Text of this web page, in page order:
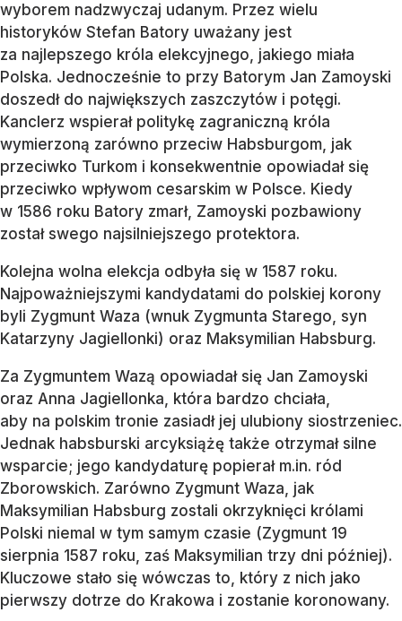
wyborem nadzwyczaj udanym. Przez wielu
historyków Stefan Batory uważany jest
za najlepszego króla elekcyjnego, jakiego miała
Polska. Jednocześnie to przy Batorym Jan Zamoyski
doszedł do największych zaszczytów i potęgi.
Kanclerz wspierał politykę zagraniczną króla
wymierzoną zarówno przeciw Habsburgom, jak
przeciwko Turkom i konsekwentnie opowiadał się
przeciwko wpływom cesarskim w Polsce. Kiedy
w 1586 roku Batory zmarł, Zamoyski pozbawiony
został swego najsilniejszego protektora.
Kolejna wolna elekcja odbyła się w 1587 roku.
Najpoważniejszymi kandydatami do polskiej korony
byli Zygmunt Waza (wnuk Zygmunta Starego, syn
Katarzyny Jagiellonki) oraz Maksymilian Habsburg.
Za Zygmuntem Wazą opowiadał się Jan Zamoyski
oraz Anna Jagiellonka, która bardzo chciała,
aby na polskim tronie zasiadł jej ulubiony siostrzeniec.
Jednak habsburski arcyksiążę także otrzymał silne
wsparcie; jego kandydaturę popierał m.in. ród
Zborowskich. Zarówno Zygmunt Waza, jak
Maksymilian Habsburg zostali okrzyknięci królami
Polski niemal w tym samym czasie (Zygmunt 19
sierpnia 1587 roku, zaś Maksymilian trzy dni później).
Kluczowe stało się wówczas to, który z nich jako
pierwszy dotrze do Krakowa i zostanie koronowany.